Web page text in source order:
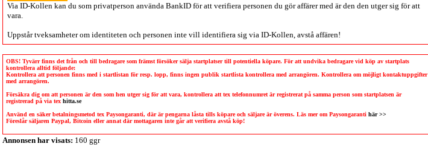
Via ID-Kollen kan du som privatperson använda BankID för att verifiera personen du gör affärer med är den den utger sig för att
vara.
Uppstår tveksamheter om identiteten och personen inte vill identifiera sig via ID-Kollen , avstå affären!
OBS! Tyvärr finns det från och till bedragare som främst försöker sälja startplatser till potentiella köpare. För att undvika bedragare vid köp av startplats
kontrollera alltid följande:
Kontrollera att personen finns med i startlistan för resp. lopp, finns ingen publik startlista kontrollera med arrangören. Kontrollera om möjligt kontaktuppgifter
med arrangören.
Försäkra dig om att personen är den som hen utger sig för att vara, kontrollera att tex telefonnumret är registrerat på samma person som startplatsen är
registrerad på via tex hitta.se
Använd en säker betalningsmetod tex Paysongaranti, där är pengarna låsta tills köpare och säljare är överens. Läs mer om Paysongaranti här >>
Föreslår säljaren Paypal, Bitcoin eller annat där mottagaren inte går att verifiera avstå köp!
Annonsen har visats: 160 ggr